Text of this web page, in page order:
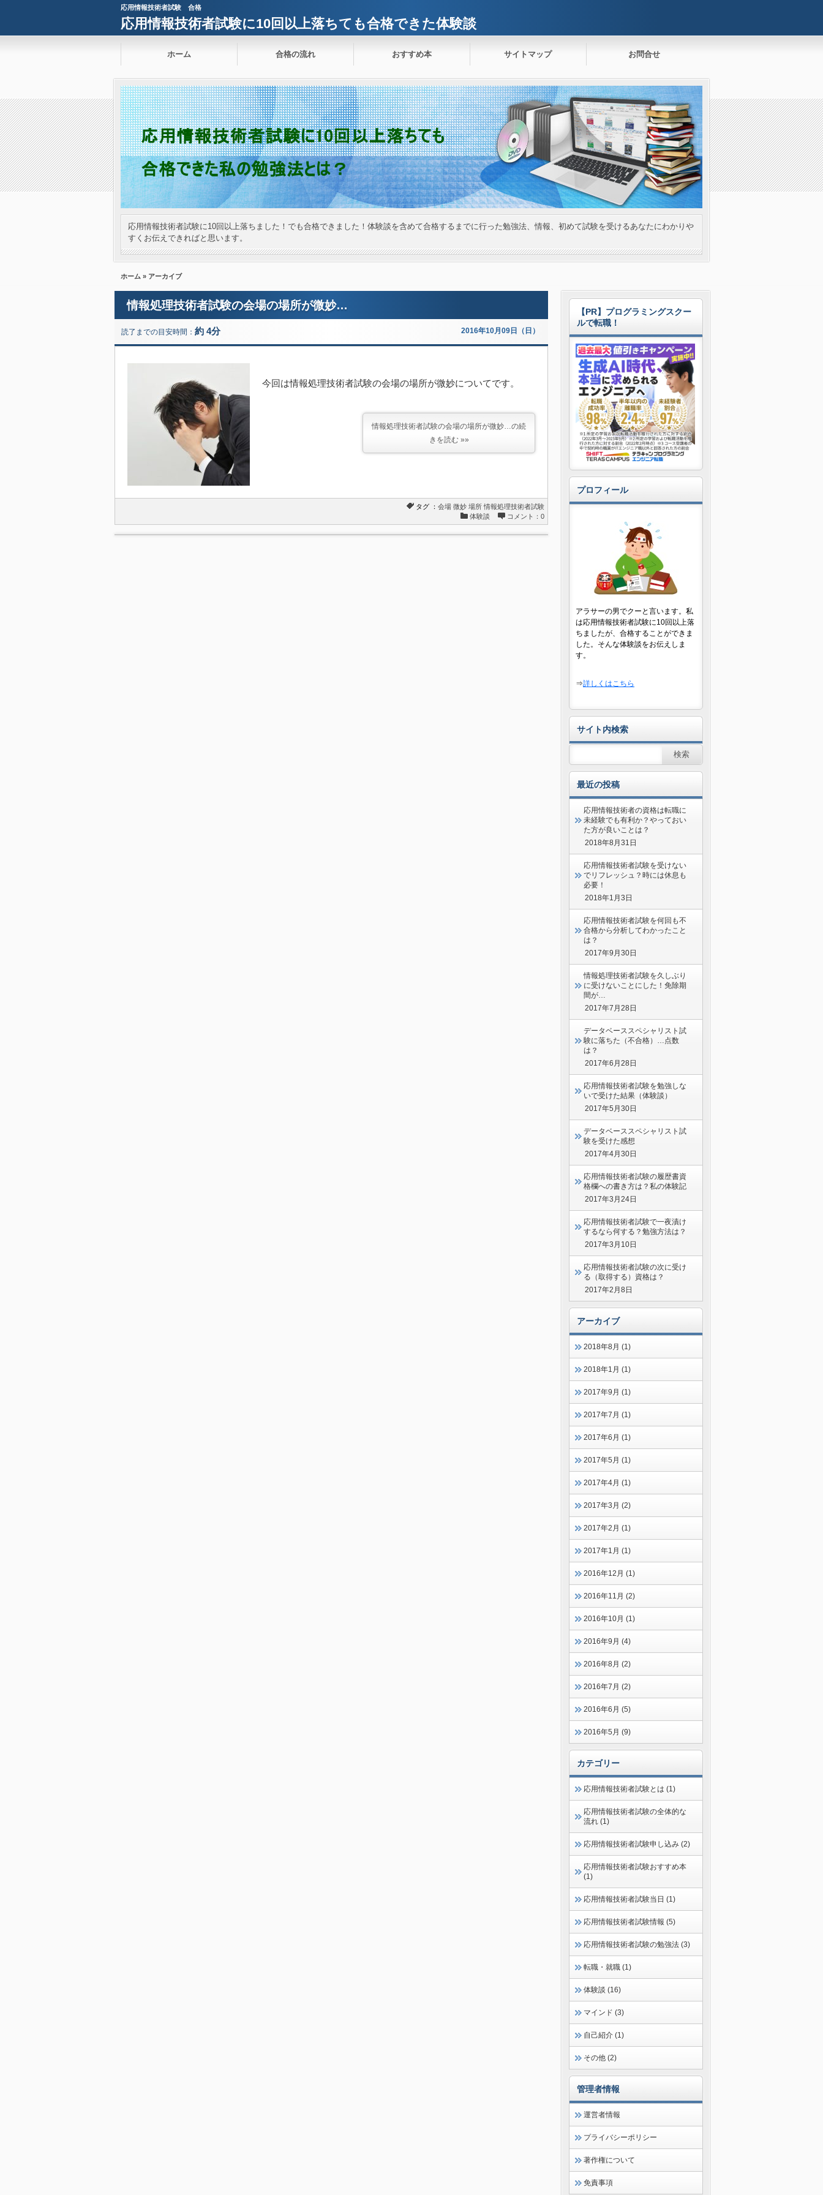
応用情報技術者試験 合格
応用情報技術者試験に10回以上落ちても合格できた体験談
ホーム 合格の流れ おすすめ本 サイトマップ お問合せ
応用情報技術者試験に10回以上落ちました！でも合格できました！体験談を含めて合格するまでに行った勉強法、情報、初めて試験を受けるあなたにわかりや
すくお伝えできればと思います。
ホーム » アーカイブ
情報処理技術者試験の会場の場所が微妙…
読了までの目安時間： 約 4分 2016年10月09日（日）
今回は情報処理技術者試験の会場の場所が微妙についてです。
情報処理技術者試験の会場の場所が微妙…の続
きを読む »»
タグ ： 会場 微妙 場所 情報処理技術者試験
体験談
コメント：0
【PR】プログラミングスクー
ルで転職！
プロフィール
アラサーの男でクーと言います。私
は応用情報技術者試験に10回以上落
ちましたが、合格することができま
した。そんな体験談をお伝えしま
す。
⇒詳しくはこちら
サイト内検索
最近の投稿
応用情報技術者の資格は転職に
未経験でも有利か？やっておい
た方が良いことは？
2018年8月31日
応用情報技術者試験を受けない
でリフレッシュ？時には休息も
必要！
2018年1月3日
応用情報技術者試験を何回も不
合格から分析してわかったこと
は？
2017年9月30日
情報処理技術者試験を久しぶり
に受けないことにした！免除期
間が…
2017年7月28日
データベーススペシャリスト試
験に落ちた（不合格）…点数
は？
2017年6月28日
応用情報技術者試験を勉強しな
いで受けた結果（体験談）
2017年5月30日
データベーススペシャリスト試
験を受けた感想
2017年4月30日
応用情報技術者試験の履歴書資
格欄への書き方は？私の体験記
2017年3月24日
応用情報技術者試験で一夜漬け
するなら何する？勉強方法は？
2017年3月10日
応用情報技術者試験の次に受け
る（取得する）資格は？
2017年2月8日
アーカイブ
2018年8月 (1)
2018年1月 (1)
2017年9月 (1)
2017年7月 (1)
2017年6月 (1)
2017年5月 (1)
2017年4月 (1)
2017年3月 (2)
2017年2月 (1)
2017年1月 (1)
2016年12月 (1)
2016年11月 (2)
2016年10月 (1)
2016年9月 (4)
2016年8月 (2)
2016年7月 (2)
2016年6月 (5)
2016年5月 (9)
カテゴリー
応用情報技術者試験とは (1)
応用情報技術者試験の全体的な
流れ (1)
応用情報技術者試験申し込み (2)
応用情報技術者試験おすすめ本
(1)
応用情報技術者試験当日 (1)
応用情報技術者試験情報 (5)
応用情報技術者試験の勉強法 (3)
転職・就職 (1)
体験談 (16)
マインド (3)
自己紹介 (1)
その他 (2)
管理者情報
運営者情報
プライバシーポリシー
著作権について
免責事項